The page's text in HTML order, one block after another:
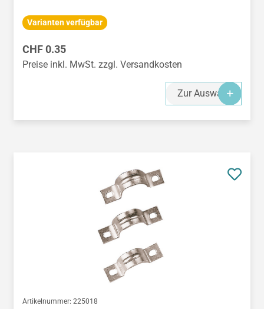
Varianten verfügbar
Regulärer Preis:
CHF 0.35
Preise inkl. MwSt. zzgl. Versandkosten
Zur Auswahl
Artikelnummer: 225018